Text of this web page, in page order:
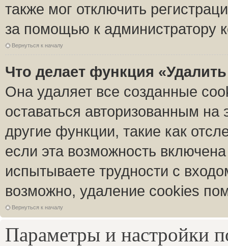
также мог отключить
за помощью к администратору
Вернуться к началу
Что делает функция
Она удаляет все созданные
оставаться авторизованным
другие функции, такие как
если эта возможность
испытываете трудности с
возможно, удаление cookies
Вернуться к началу
Параметры и настройки